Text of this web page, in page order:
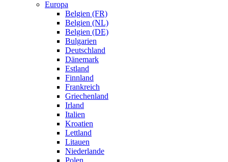
Europa
Belgien (FR)
Belgien (NL)
Belgien (DE)
Bulgarien
Deutschland
Dänemark
Estland
Finnland
Frankreich
Griechenland
Irland
Italien
Kroatien
Lettland
Litauen
Niederlande